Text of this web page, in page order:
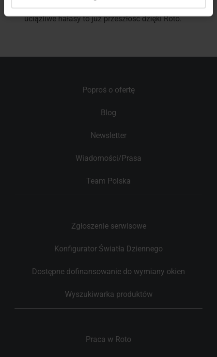
czego w nim nie chcesz: Przegrzanie,owadyi
uciążliwe hałasy to już przeszłość dzięki Roto.
Poproś o ofertę
Blog
Newsletter
Wiadomości/Prasa
Team Polska
Zgłoszenie serwisowe
Konfigurator Światła Dziennego
Dostępne dofinansowanie do wymiany okien
Wyszukiwarka produktów
Praca w Roto